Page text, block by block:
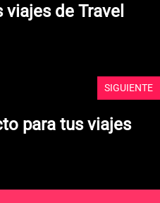
de Travel
SIGUIENTE
para tus viajes